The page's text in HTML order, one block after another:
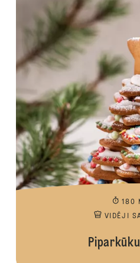
180
VIDĒJI